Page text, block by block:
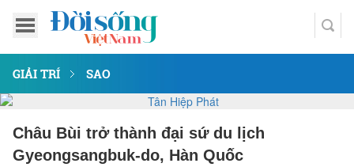
GIẢI TRÍ SAO
Châu Bùi trở thành đại sứ du lịch
Gyeongsangbuk-do, Hàn Quốc